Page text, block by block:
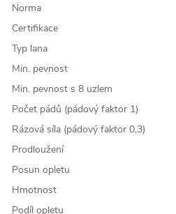
Norma
Certifikace
Typ lana
Min. pevnost
Min. pevnost s 8 uzlem
Počet pádů (pádový faktor 1)
Rázová síla (pádový faktor 0,3)
Prodloužení
Posun opletu
Hmotnost
Podíl opletu